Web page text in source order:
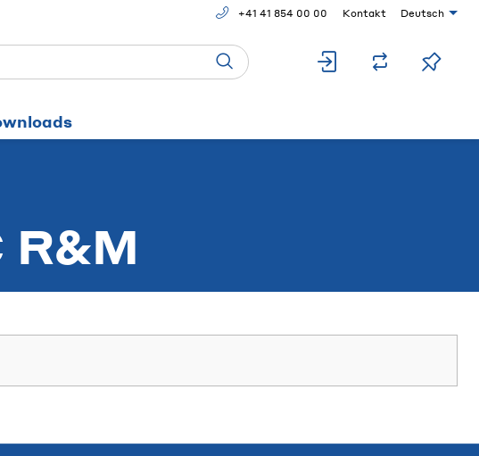
+41 41 854 00 00 Kontakt Deutsch
R&M